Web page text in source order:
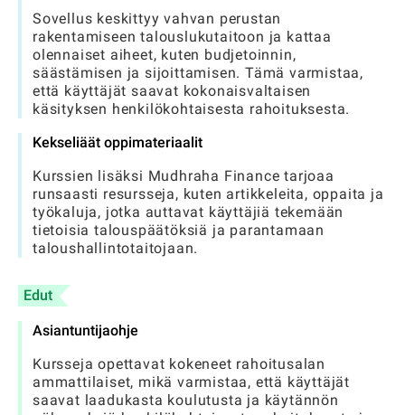
Sovellus keskittyy vahvan perustan
rakentamiseen talouslukutaitoon ja kattaa
olennaiset aiheet, kuten budjetoinnin,
säästämisen ja sijoittamisen. Tämä varmistaa,
että käyttäjät saavat kokonaisvaltaisen
käsityksen henkilökohtaisesta rahoituksesta.
Kekseliäät oppimateriaalit
Kurssien lisäksi Mudhraha Finance tarjoaa
runsaasti resursseja, kuten artikkeleita, oppaita ja
työkaluja, jotka auttavat käyttäjiä tekemään
tietoisia talouspäätöksiä ja parantamaan
taloushallintotaitojaan.
Edut
Asiantuntijaohje
Kursseja opettavat kokeneet rahoitusalan
ammattilaiset, mikä varmistaa, että käyttäjät
saavat laadukasta koulutusta ja käytännön